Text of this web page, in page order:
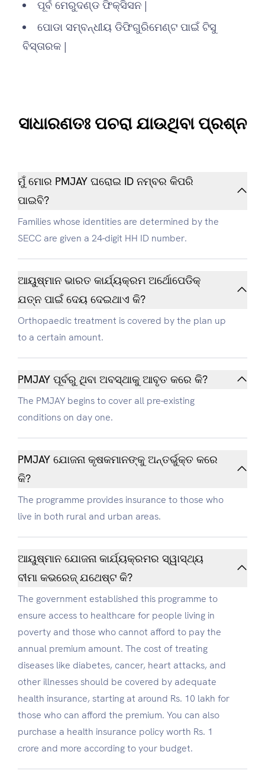
ପୂର୍ବ ମେରୁଦଣ୍ଡ ଫିକ୍ସିସନ |
ପୋଡା ସମ୍ବନ୍ଧୀୟ ଡିଫିଗୁରିମେଣ୍ଟ ପାଇଁ ଟିସୁ
ବିସ୍ତାରକ |
ସାଧାରଣତଃ ପଚରା ଯାଉଥିବା ପ୍ରଶ୍ନ
ମୁଁ ମୋର PMJAY ଘରୋଇ ID ନମ୍ବର କିପରି
ପାଇବି?
Families whose identities are determined by the
SECC are given a 24-digit HH ID number.
ଆୟୁଷ୍ମାନ ଭାରତ କାର୍ଯ୍ୟକ୍ରମ ଅର୍ଥୋପେଡିକ୍
ଯତ୍ନ ପାଇଁ ଦେୟ ଦେଇଥାଏ କି?
Orthopaedic treatment is covered by the plan up
to a certain amount.
PMJAY ପୂର୍ବରୁ ଥିବା ଅବସ୍ଥାକୁ ଆବୃତ କରେ କି?
The PMJAY begins to cover all pre-existing
conditions on day one.
PMJAY ଯୋଜନା କୃଷକମାନଙ୍କୁ ଅନ୍ତର୍ଭୁକ୍ତ କରେ
କି?
The programme provides insurance to those who
live in both rural and urban areas.
ଆୟୁଷ୍ମାନ ଯୋଜନା କାର୍ଯ୍ୟକ୍ରମର ସ୍ୱାସ୍ଥ୍ୟ
ବୀମା କଭରେଜ୍ ଯଥେଷ୍ଟ କି?
The government established this programme to
ensure access to healthcare for people living in
poverty and those who cannot afford to pay the
annual premium amount. The cost of treating
diseases like diabetes, cancer, heart attacks, and
other illnesses should be covered by adequate
health insurance, starting at around Rs. 10 lakh for
those who can afford the premium. You can also
purchase a health insurance policy worth Rs. 1
crore and more according to your budget.